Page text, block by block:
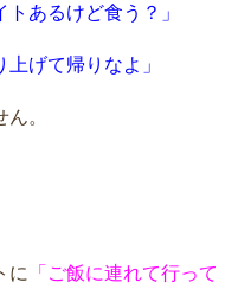
トあるけど食う？」
げて帰りなよ」
。
に
「ご飯に連れて行って